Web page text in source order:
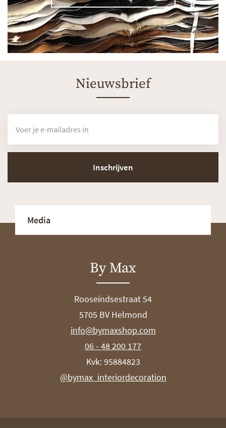
Nieuwsbrief
Inschrijven
Media
By Max
Rooseindsestraat 54
5705 BV Helmond
info@bymaxshop.com
06 - 48 200 177
Kvk: 95884823
@bymax_interiordecoration